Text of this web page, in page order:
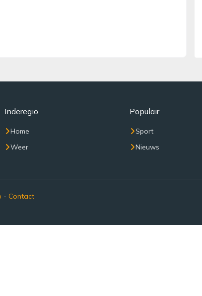
Inderegio
Home
Weer
Populair
Sport
Nieuws
- Contact